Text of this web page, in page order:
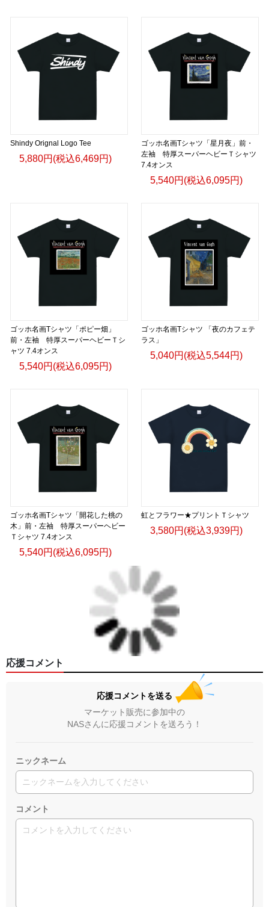
Shindy Orignal Logo Tee
5,880円(税込6,469円)
ゴッホ名画Tシャツ「星月夜」前・
左袖 特厚スーパーヘビーＴシャツ
7.4オンス
5,540円(税込6,095円)
ゴッホ名画Tシャツ「ポピー畑」
前・左袖 特厚スーパーヘビーＴシ
ャツ 7.4オンス
5,540円(税込6,095円)
ゴッホ名画Tシャツ 「夜のカフェテ
ラス」
5,040円(税込5,544円)
ゴッホ名画Tシャツ「開花した桃の
木」前・左袖 特厚スーパーヘビー
Ｔシャツ 7.4オンス
5,540円(税込6,095円)
虹とフラワー★プリントＴシャツ
3,580円(税込3,939円)
応援コメント
応援コメントを送る
マーケット販売に参加中の
NASさんに応援コメントを送ろう！
ニックネーム
コメント